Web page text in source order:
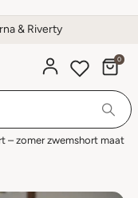
& Riverty
0
– zomer zwemshort maat